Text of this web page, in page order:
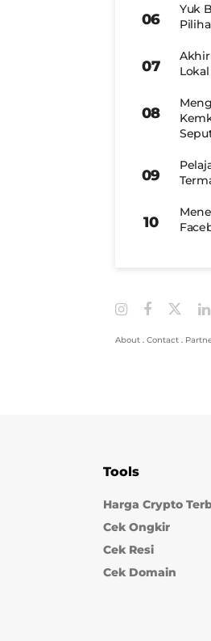
Yuk
About . Contact .
Tools
Harga Crypto
Cek Ongkir
Cek Resi
Cek Domain